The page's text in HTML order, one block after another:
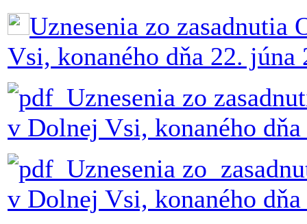
Uznesenia zo zasadnutia
Vsi, konaného dňa 22. júna
Uznesenia zo
v Dolnej Vsi, konaného
Uznesenia zo
v Dolnej Vsi, konaného